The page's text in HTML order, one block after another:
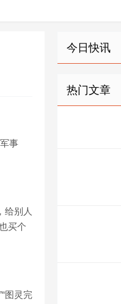
事
给别人
买个
图灵完
今日快讯
热门文章